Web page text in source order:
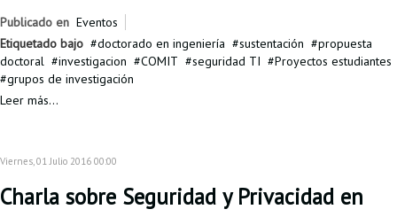
Publicado en Eventos
Etiquetado bajo
doctorado en ingeniería sustentación
propuesta
doctoral
investigacion COMIT seguridad TI
Proyectos estudiantes
grupos de investigación
Leer más...
Viernes, 01 Julio 2016 00:00
Charla sobre Seguridad y Privacidad en